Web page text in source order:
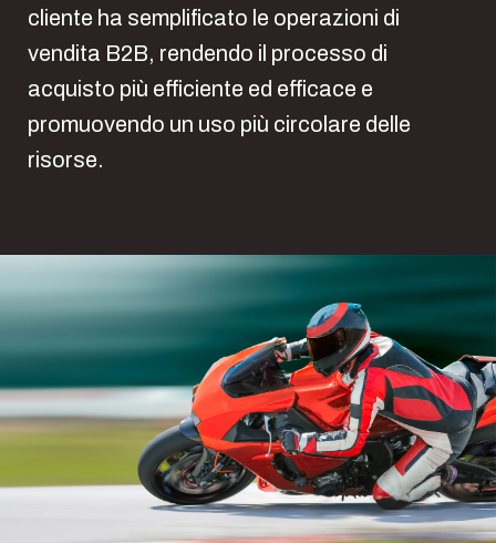
cliente ha semplificato le operazioni di
vendita B2B, rendendo il processo di
acquisto più efficiente ed efficace e
promuovendo un uso più circolare delle
risorse.